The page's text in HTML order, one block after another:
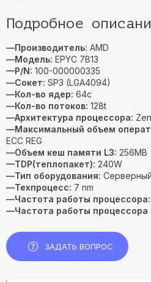
Подробное
—Производитель: AMD
—Модель: EPYC 7B13
—P/N: 100-000000335
—Сокет: SP3 (LGA4094)
—Кол-во ядер: 64c
—Кол-во потоков: 128t
—Архитектура процессора:
—Максимальный объем
ECC REG
—Объем кеш памяти L3: 256MB
—TDP(теплопакет): 240W
—Тип оборудования:
—Техпроцесс: 7 nm
—Частота работы процессора:
—Частота работы процессора
ЗАДАТЬ ВОПРОС